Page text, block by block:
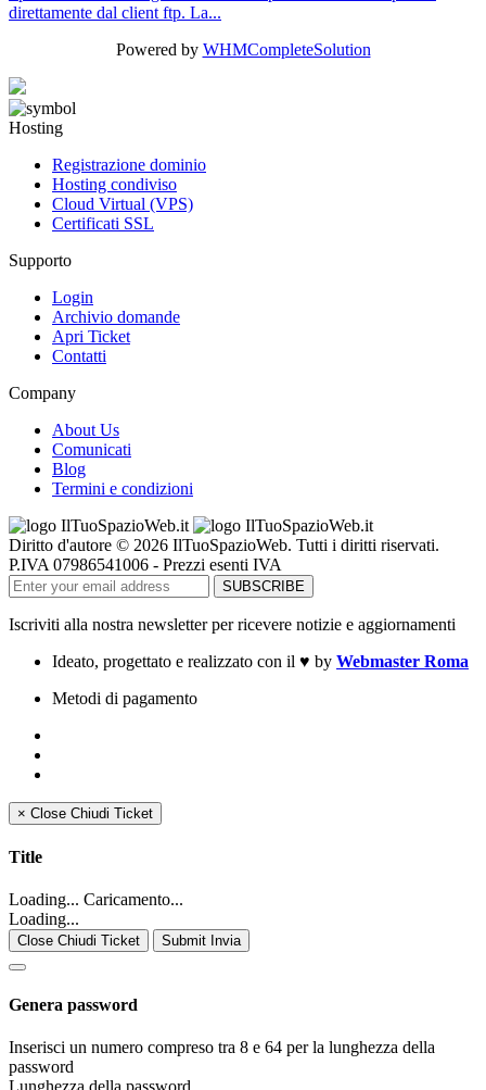
direttamente dal client ftp. La...
Powered by WHMCompleteSolution
Hosting
Registrazione dominio
Hosting condiviso
Cloud Virtual (VPS)
Certificati SSL
Supporto
Login
Archivio domande
Apri Ticket
Contatti
Company
About Us
Comunicati
Blog
Termini e condizioni
Diritto d'autore © 2026 IlTuoSpazioWeb. Tutti i diritti riservati.
P.IVA 07986541006 - Prezzi esenti IVA
Iscriviti alla nostra newsletter per ricevere notizie e aggiornamenti
Ideato, progettato e realizzato con il ♥ by Webmaster Roma
Metodi di pagamento
× Close Chiudi Ticket
Title
Loading... Caricamento...
Loading...
Close Chiudi Ticket Submit Invia
Genera password
Inserisci un numero compreso tra 8 e 64 per la lunghezza della
password
Lunghezza della password